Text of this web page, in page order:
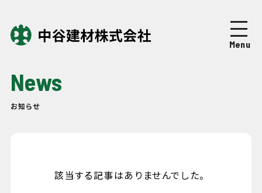
Menu
Business
Company企業情報
News
お知らせ
該当する記事はありませんでした。